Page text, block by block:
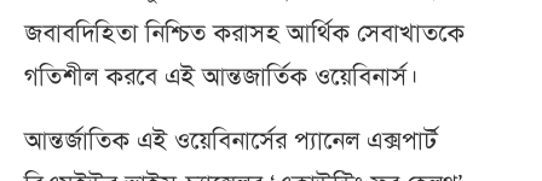
জবাবদিহিতা নিশ্চিত করাসহ আর্থিক সেবাখাতকে
গতিশীল করবে এই আন্তজার্তিক ওয়েবিনার্স।
আন্তর্জাতিক এই ওয়েবিনার্সের প্যানেল এক্সপার্ট